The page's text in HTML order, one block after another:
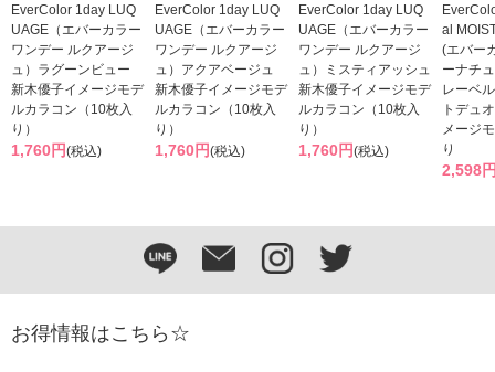
EverColor 1day LUQ
UAGE（エバーカラー
ワンデー ルクアージ
ュ）ラグーンビュー
新木優子イメージモデ
ルカラコン（10枚入
り）
1,760円(税込)
EverColor 1day LUQ
UAGE（エバーカラー
ワンデー ルクアージ
ュ）アクアベージュ
新木優子イメージモデ
ルカラコン（10枚入
り）
1,760円(税込)
EverColor 1day LUQ
UAGE（エバーカラー
ワンデー ルクアージ
ュ）ミスティアッシュ
新木優子イメージモデ
ルカラコン（10枚入
り）
1,760円(税込)
al
(エバー
ーナチ
レーベ
トデュ
メージ
り
2,598
お得情報はこちら☆